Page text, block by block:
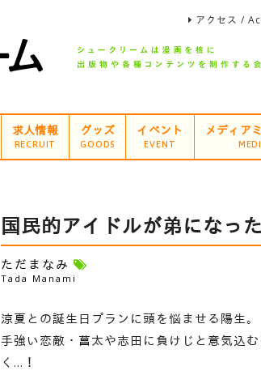
アクセス /
求人情報
RECRUIT
グッズ
GOODS
イベント
EVENT
メディア
国民的アイドルが弟になっ
ただまなみ
Tada Manami
涼夏との誕生日プランに頭を悩ませる陽生。
手強い恋敵・菖太や志田に負けじと意気込
く…！